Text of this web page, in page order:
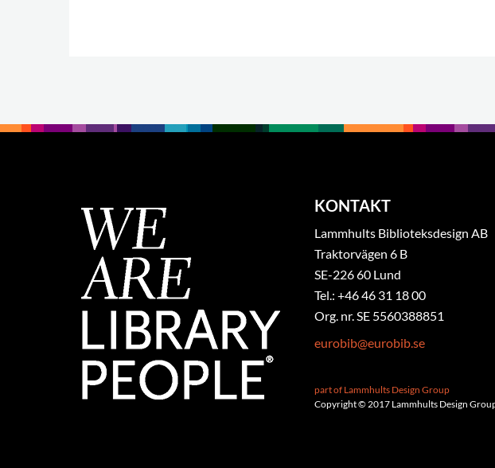
KONTAKT
Lammhults Biblioteksdesign AB
Traktorvägen 6 B
SE-226 60 Lund
Tel.: +46 46 31 18 00
Org. nr. SE 5560388851
eurobib@eurobib.se
part of Lammhults Design Group
Copyright © 2017 Lammhults Design